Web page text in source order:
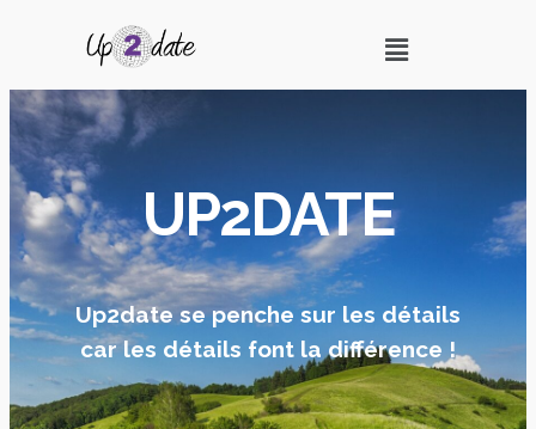
UP2DATE
Up2date se penche sur les détails
car les détails font la différence !